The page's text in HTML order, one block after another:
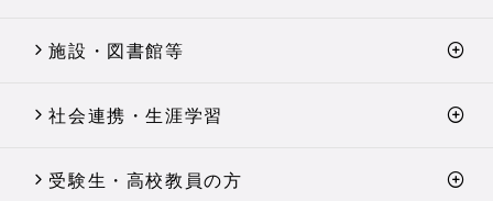
施設・図書館等
社会連携・生涯学習
受験生・高校教員の方